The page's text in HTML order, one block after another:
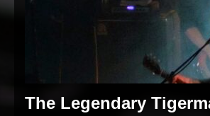
The Legendary